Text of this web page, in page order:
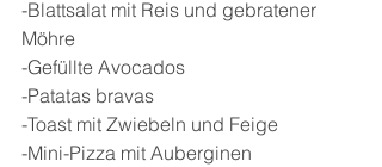
-Blattsalat mit Reis und gebratener
Möhre
-Gefüllte Avocados
-Patatas bravas
-Toast mit Zwiebeln und Feige
-Mini-Pizza mit Auberginen